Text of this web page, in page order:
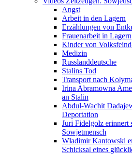
Angst
Arbeit in den Lagern
Erzählungen von
Frauenarbeit in Lagern
Kinder von
Medizin
Russlanddeutsche
Stalins Tod
Transport nach
Irina Abramowna
an Stalin
Abdul-Wachit
Deportation
Juri Fidelgolz erinnert
Sowjetmensch
Wladimir Kantowski
Schicksal eines